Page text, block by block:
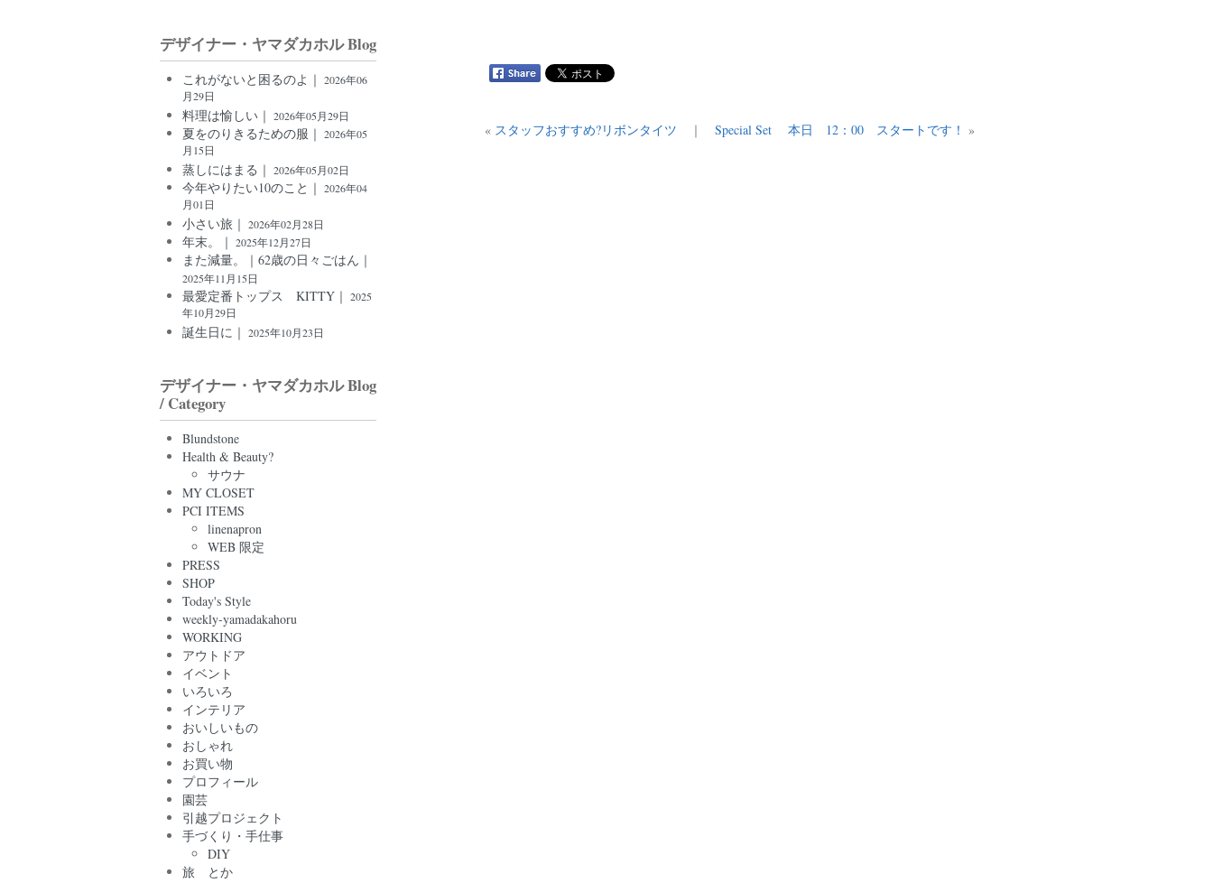
« スタッフおすすめ?リボンタイツ ｜ Special Set 本日 12：00 スタートです！ »
デザイナー・ヤマダカホル Blog
これがないと困るのよ｜ 2026年06
月29日
料理は愉しい｜ 2026年05月29日
夏をのりきるための服｜ 2026年05
月15日
蒸しにはまる｜ 2026年05月02日
今年やりたい10のこと｜ 2026年04
月01日
小さい旅｜ 2026年02月28日
年末。｜ 2025年12月27日
また減量。｜62歳の日々ごはん｜
2025年11月15日
最愛定番トップス KITTY｜ 2025
年10月29日
誕生日に｜ 2025年10月23日
デザイナー・ヤマダカホル Blog
/ Category
Blundstone
Health & Beauty?
サウナ
MY CLOSET
PCI ITEMS
linenapron
WEB 限定
PRESS
SHOP
Today's Style
weekly-yamadakahoru
WORKING
アウトドア
イベント
いろいろ
インテリア
おいしいもの
おしゃれ
お買い物
プロフィール
園芸
引越プロジェクト
手づくり・手仕事
DIY
旅 とか